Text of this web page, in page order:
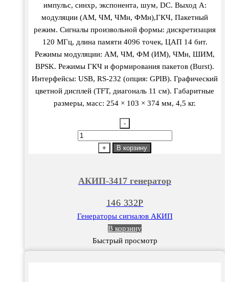
импульс, синхр, экспонента, шум, DC. Выход A:
модуляции (АМ, ЧМ, ЧМн, ФМн),ГКЧ, Пакетный
режим. Сигналы произвольной формы: дискретизация
120 МГц, длина памяти 4096 точек, ЦАП 14 бит.
Режимы модуляции: АМ, ЧМ, ФМ (ИМ), ЧМн, ШИМ,
BPSK. Режимы ГКЧ и формирования пакетов (Burst).
Интерфейсы: USB, RS-232 (опция: GPIB). Графический
цветной дисплей (TFT, диагональ 11 см). Габаритные
размеры, масс: 254 × 103 × 374 мм, 4,5 кг.
-
Количество
+ В корзину
АКИП-3417 генератор
146 332Р
Генераторы сигналов АКИП
В корзину
Быстрый просмотр